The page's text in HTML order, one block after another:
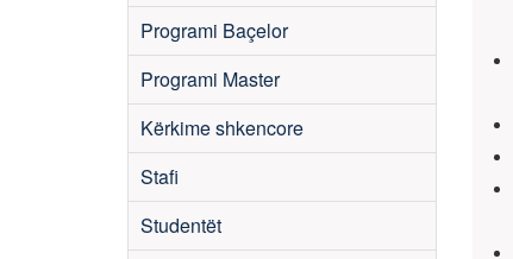
Programi Baçelor
Programi Master
Kërkime shkencore
Stafi
Studentët